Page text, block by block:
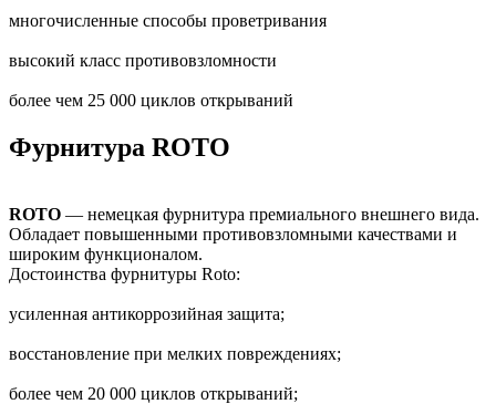
многочисленные способы проветривания
высокий класс противовзломности
более чем 25 000 циклов открываний
Фурнитура ROTO
ROTO — немецкая фурнитура премиального внешнего вида.
Обладает повышенными противовзломными качествами и
широким функционалом.
Достоинства фурнитуры Roto:
усиленная антикоррозийная защита;
восстановление при мелких повреждениях;
более чем 20 000 циклов открываний;